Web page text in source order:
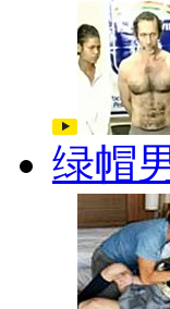
绿帽